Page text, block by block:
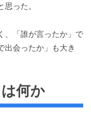
った。
、「誰が言ったか」で
出会ったか」も大き
何か